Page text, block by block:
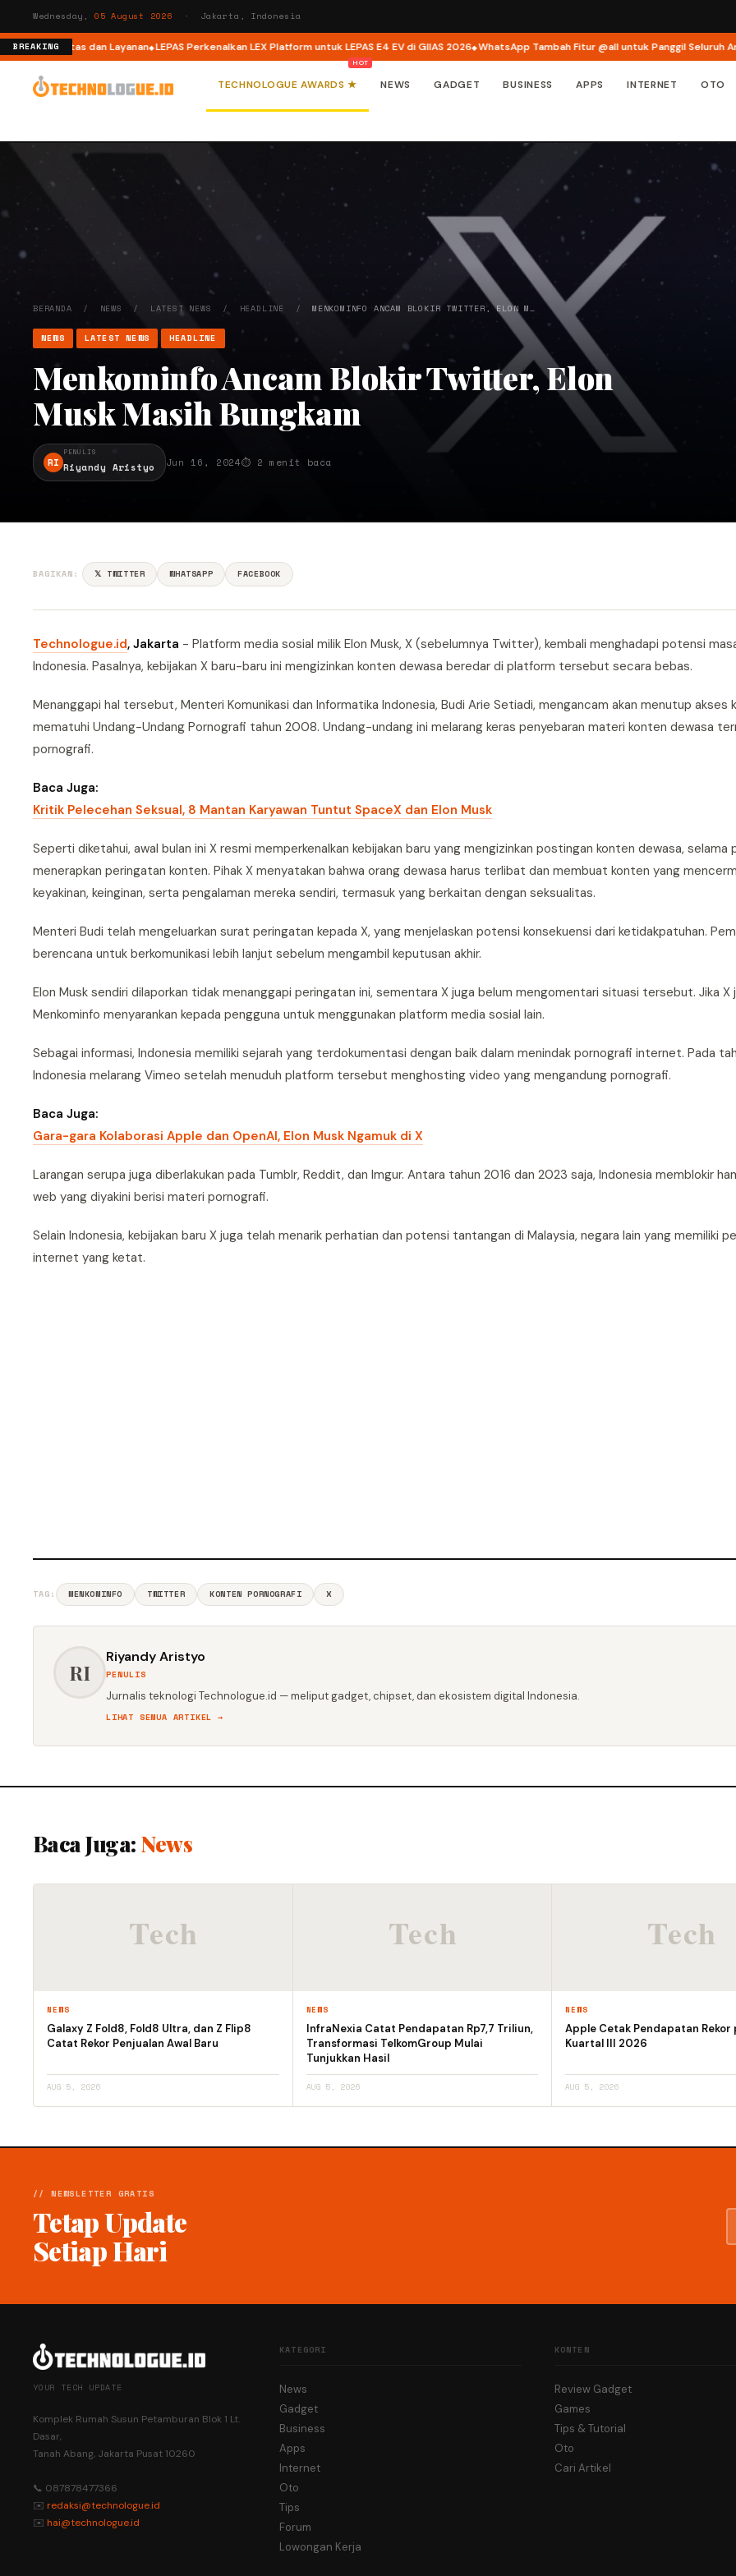
Wednesday, 05 August 2026 · Jakarta, Indonesia
BREAKING
Kualitas dan Layanan LEPAS Perkenalkan LEX Platform untuk LEPAS E4 EV di GIIAS 2026 WhatsApp Tambah Fitur @all untuk Panggil Seluruh
TECHNOLOGUE AWARDS ★ NEWS GADGET BUSINESS APPS INTERNET OTO
BERANDA / NEWS / LATEST NEWS / HEADLINE /MENKOMINFO ANCAM BLOKIR TWITTER, ELON M…
NEWS LATEST NEWS HEADLINE
Menkominfo Ancam Blokir Twitter, Elon
Musk Masih Bungkam
RI
PENULIS
Riyandy Aristyo Jun 16, 2024⏱ 2 menit baca
BAGIKAN: 𝕏 TWITTER WHATSAPP FACEBOOK
Technologue.id, Jakarta - Platform media sosial milik Elon Musk, X (sebelumnya Twitter), kembali menghadapi potensi
Indonesia. Pasalnya, kebijakan X baru-baru ini mengizinkan konten dewasa beredar di platform tersebut secara bebas.
Menanggapi hal tersebut, Menteri Komunikasi dan Informatika Indonesia, Budi Arie Setiadi, mengancam akan menutup akses
mematuhi Undang-Undang Pornografi tahun 2008. Undang-undang ini melarang keras penyebaran materi konten dewasa
pornografi.
Baca Juga:
Kritik Pelecehan Seksual, 8 Mantan Karyawan Tuntut SpaceX dan Elon Musk
Seperti diketahui, awal bulan ini X resmi memperkenalkan kebijakan baru yang mengizinkan postingan konten dewasa, selama
menerapkan peringatan konten. Pihak X menyatakan bahwa orang dewasa harus terlibat dan membuat konten yang
keyakinan, keinginan, serta pengalaman mereka sendiri, termasuk yang berkaitan dengan seksualitas.
Menteri Budi telah mengeluarkan surat peringatan kepada X, yang menjelaskan potensi konsekuensi dari ketidakpatuhan.
berencana untuk berkomunikasi lebih lanjut sebelum mengambil keputusan akhir.
Elon Musk sendiri dilaporkan tidak menanggapi peringatan ini, sementara X juga belum mengomentari situasi tersebut. Jika X
Menkominfo menyarankan kepada pengguna untuk menggunakan platform media sosial lain.
Sebagai informasi, Indonesia memiliki sejarah yang terdokumentasi dengan baik dalam menindak pornografi internet. Pada
Indonesia melarang Vimeo setelah menuduh platform tersebut menghosting video yang mengandung pornografi.
Baca Juga:
Gara-gara Kolaborasi Apple dan OpenAI, Elon Musk Ngamuk di X
Larangan serupa juga diberlakukan pada Tumblr, Reddit, dan Imgur. Antara tahun 2016 dan 2023 saja, Indonesia memblokir
web yang diyakini berisi materi pornografi.
Selain Indonesia, kebijakan baru X juga telah menarik perhatian dan potensi tantangan di Malaysia, negara lain yang memiliki
internet yang ketat.
TAG: MENKOMINFO TWITTER KONTEN PORNOGRAFI X
RI
Riyandy Aristyo
PENULIS
Jurnalis teknologi Technologue.id — meliput gadget, chipset, dan ekosistem digital Indonesia.
LIHAT SEMUA ARTIKEL →
Baca Juga: News
NEWS
Galaxy Z Fold8, Fold8 Ultra, dan Z Flip8
Catat Rekor Penjualan Awal Baru
AUG 5, 2026
NEWS
InfraNexia Catat Pendapatan Rp7,7 Triliun,
Transformasi TelkomGroup Mulai
Tunjukkan Hasil
AUG 5, 2026
NEWS
Apple Cetak Pendapatan Rekor
Kuartal III 2026
AUG 5, 2026
// NEWSLETTER GRATIS
Tetap Update
Setiap Hari
YOUR TECH UPDATE
Komplek Rumah Susun Petamburan Blok 1 Lt.
Dasar,
Tanah Abang, Jakarta Pusat 10260
📞 087878477366
✉️ redaksi@technologue.id
✉️ hai@technologue.id
KATEGORI
News
Gadget
Business
Apps
Internet
Oto
Tips
Forum
Lowongan Kerja
KONTEN
Review Gadget
Games
Tips & Tutorial
Oto
Cari Artikel